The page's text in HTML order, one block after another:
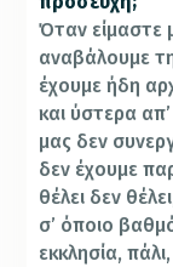
Όταν είμαστε
αναβάλουμε
έχουμε ήδη
και ύστερα
μας δεν
δεν έχουμε
θέλει δεν
σ’ όποιο
εκκλησία,